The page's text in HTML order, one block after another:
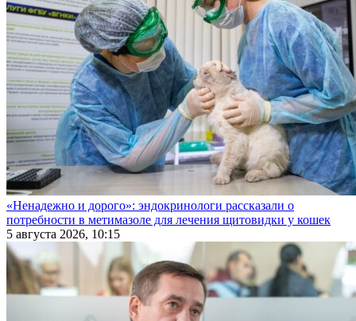
«Ненадежно и дорого»: эндокринологи рассказали о
потребности в метимазоле для лечения щитовидки у кошек
5 августа 2026, 10:15